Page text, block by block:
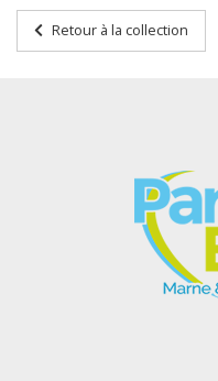
Retour à la collection